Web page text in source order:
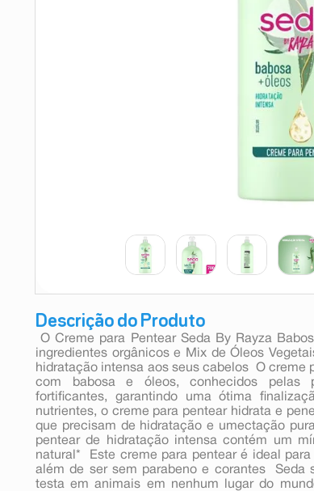
Descrição do Produto
 O Creme para Pentear Seda By Rayza
ingredientes orgânicos e Mix de Óleos
hidratação intensa aos seus cabelos  O
com babosa e óleos, conhecidos pelas
fortificantes, garantindo uma ótima
nutrientes, o creme para pentear hidrata e
que precisam de hidratação e umectação
pentear de hidratação intensa contém um
natural*  Este creme para pentear é ideal
além de ser sem parabeno e corantes 
testa em animais em nenhum lugar do
absorvente